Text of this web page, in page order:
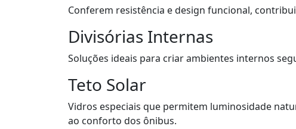
Conferem resistência e design funcional,
Divisórias Internas
Soluções ideais para criar ambientes internos
Teto Solar
Vidros especiais que permitem luminosidade
ao conforto dos ônibus.